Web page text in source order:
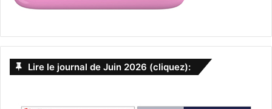
Lire le journal de Juin 2026 (cliquez):